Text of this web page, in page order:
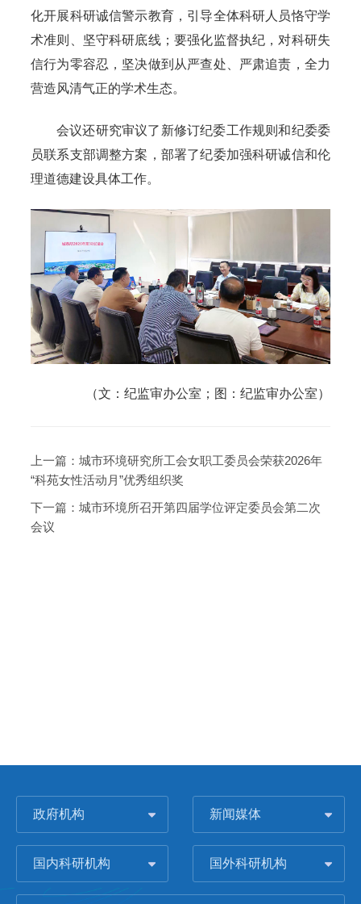
化开展科研诚信警示教育，引导全体科研人员恪守学
术准则、坚守科研底线；要强化监督执纪，对科研失
信行为零容忍，坚决做到从严查处、严肃追责，全力
营造风清气正的学术生态。
会议还研究审议了新修订纪委工作规则和纪委委
员联系支部调整方案，部署了纪委加强科研诚信和伦
理道德建设具体工作。
（文：纪监审办公室；图：纪监审办公室）
上一篇： 城市环境研究所工会女职工委员会荣获2026年
“科苑女性活动月”优秀组织奖
下一篇： 城市环境所召开第四届学位评定委员会第二次
会议
政府机构 新闻媒体
国内科研机构 国外科研机构